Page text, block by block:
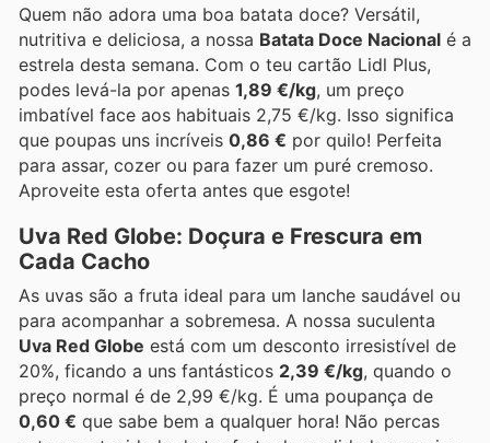
Quem não adora uma boa batata doce? Versátil,
nutritiva e deliciosa, a nossa Batata Doce Nacional é a
estrela desta semana. Com o teu cartão Lidl Plus,
podes levá-la por apenas 1,89 €/kg, um preço
imbatível face aos habituais 2,75 €/kg. Isso significa
que poupas uns incríveis 0,86 € por quilo! Perfeita
para assar, cozer ou para fazer um puré cremoso.
Aproveite esta oferta antes que esgote!
Uva Red Globe: Doçura e Frescura em
Cada Cacho
As uvas são a fruta ideal para um lanche saudável ou
para acompanhar a sobremesa. A nossa suculenta
Uva Red Globe está com um desconto irresistível de
20%, ficando a uns fantásticos 2,39 €/kg, quando o
preço normal é de 2,99 €/kg. É uma poupança de
0,60 € que sabe bem a qualquer hora! Não percas